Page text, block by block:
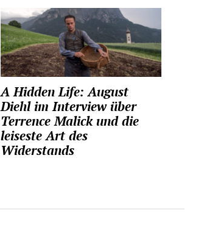
A Hidden Life: August
Diehl im Interview über
Terrence Malick und die
leiseste Art des
Widerstands